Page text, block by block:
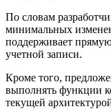
По словам
минимальных
поддерживает
учетной записи.
Кроме того,
выполнять функции
текущей